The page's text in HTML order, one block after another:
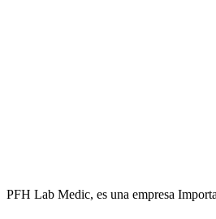
PFH Lab Medic, es una empresa